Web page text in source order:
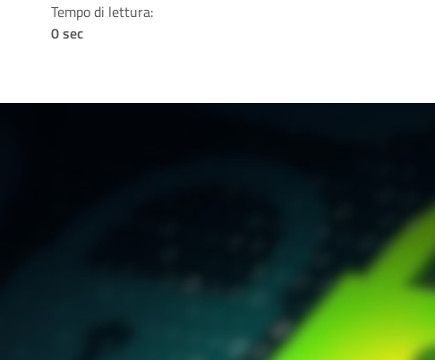
Tempo di lettura:
0 sec